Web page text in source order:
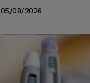
05/08/2026